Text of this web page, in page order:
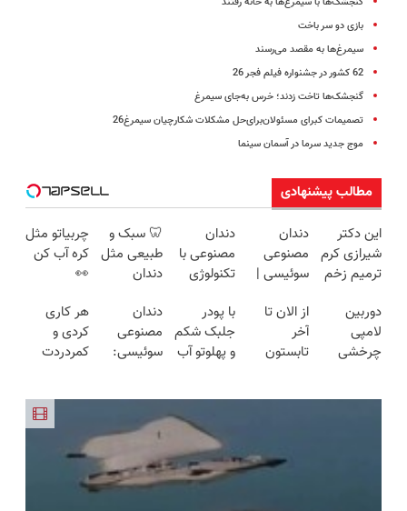
بازی دو سر باخت
سیمرغ‌ها به مقصد می‌رسند
62 کشور در جشنواره فیلم فجر 26
گنجشک‌ها تاخت زدند؛ خرس به‌جای سیمرغ
تصمیمات کبرای مسئولان‌برای‌حل مشکلات شکارچیان سیمرغ26
موج جدید سرما در آسمان سینما
مطالب پیشنهادی
این دکتر
شیرازی کرم
ترمیم زخم
ساخت!!!
دندان
مصنوعی
سوئیسی |
مقاوم،
طبیعی!
ویزیت
اقساطی😍
دندان
مصنوعی با
تکنولوژی
سوئیسی
🇨🇭
🦷 سبک و
طبیعی مثل
دندان
نصب آسان
و پرداخت
اقساطی 💳
چربیاتو مثل
کره آب کن
👀
دوربین
لامپی
چرخشی
از الان تا
آخر
تابستون
با پودر
جلبک شکم
و پهلوتو آب
دندان
مصنوعی
سوئیسی:
و مقاوم |
پرداخت
قسطی
هر کاری
کردی و
کمردردت
پرسشنامه و
دریافت راه
حل